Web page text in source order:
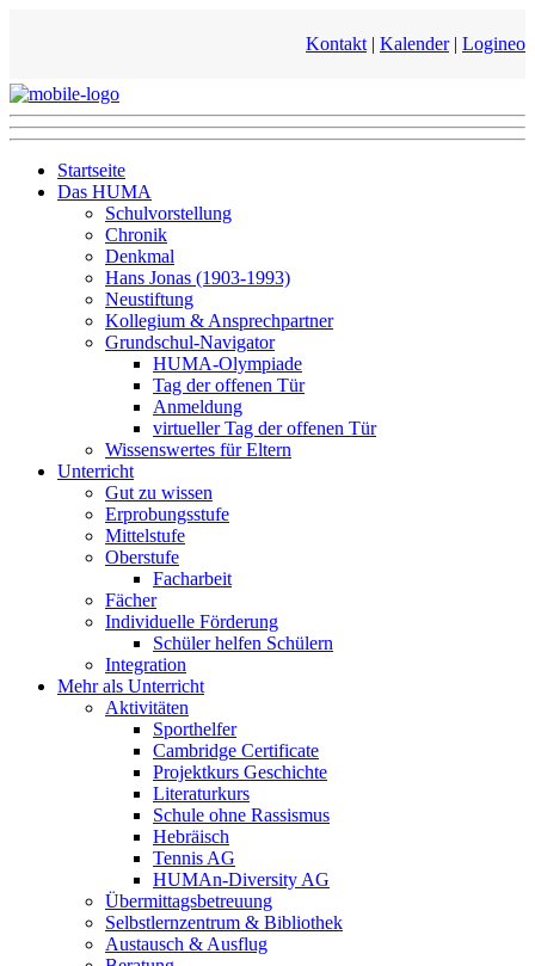
Kontakt | Kalender| Logineo
Startseite
Das HUMA
Schulvorstellung
Chronik
Denkmal
Hans Jonas (1903-1993)
Neustiftung
Kollegium & Ansprechpartner
Grundschul-Navigator
HUMA-Olympiade
Tag der offenen Tür
Anmeldung
virtueller Tag der offenen Tür
Wissenswertes für Eltern
Unterricht
Gut zu wissen
Erprobungsstufe
Mittelstufe
Oberstufe
Facharbeit
Fächer
Individuelle Förderung
Schüler helfen Schülern
Integration
Mehr als Unterricht
Aktivitäten
Sporthelfer
Cambridge Certificate
Projektkurs Geschichte
Literaturkurs
Schule ohne Rassismus
Hebräisch
Tennis AG
HUMAn-Diversity AG
Übermittagsbetreuung
Selbstlernzentrum & Bibliothek
Austausch & Ausflug